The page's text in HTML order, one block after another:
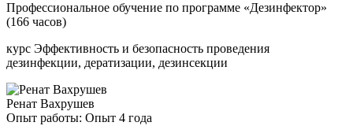
Профессиональное обучение по программе «Дезинфектор»
(166 часов)
курс Эффективность и безопасность проведения
дезинфекции, дератизации, дезинсекции
Ренат Вахрушев
Опыт работы: Опыт 4 года